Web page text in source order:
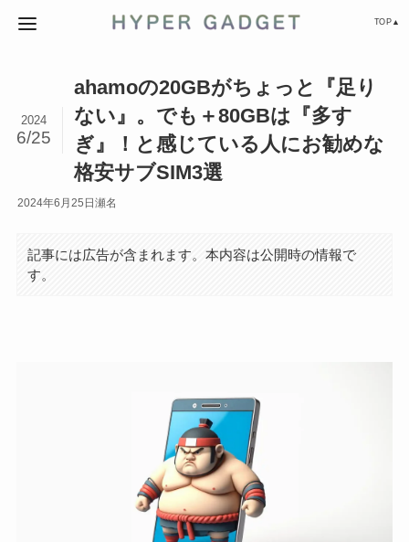
TOP▲
ahamoの20GBがちょっと『足り
ない』。でも＋80GBは『多す
ぎ』！と感じている人にお勧めな
格安サブSIM3選
2024
6/25
2024年6月25日 瀬名
記事には広告が含まれます。本内容は公開時の情報で
す。